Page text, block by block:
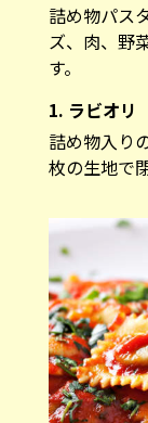
詰め物パス
ズ、肉、野
す。
1. ラビオリ
詰め物入り
枚の生地で